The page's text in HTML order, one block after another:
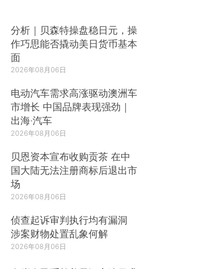
分析｜贝森特操盘稳日元，操
作巧思能否撬动美日货币基本
面
2026年08月06日
电动汽车需求高涨驱动澳洲车
市增长 中国品牌表现强劲｜
出海·汽车
2026年08月06日
贝恩资本宣布收购贡茶 在中
国大陆无法注册商标后退出市
场
2026年08月06日
侦查起诉审判执行均有漏洞
涉案财物处置乱象何解
2026年08月06日